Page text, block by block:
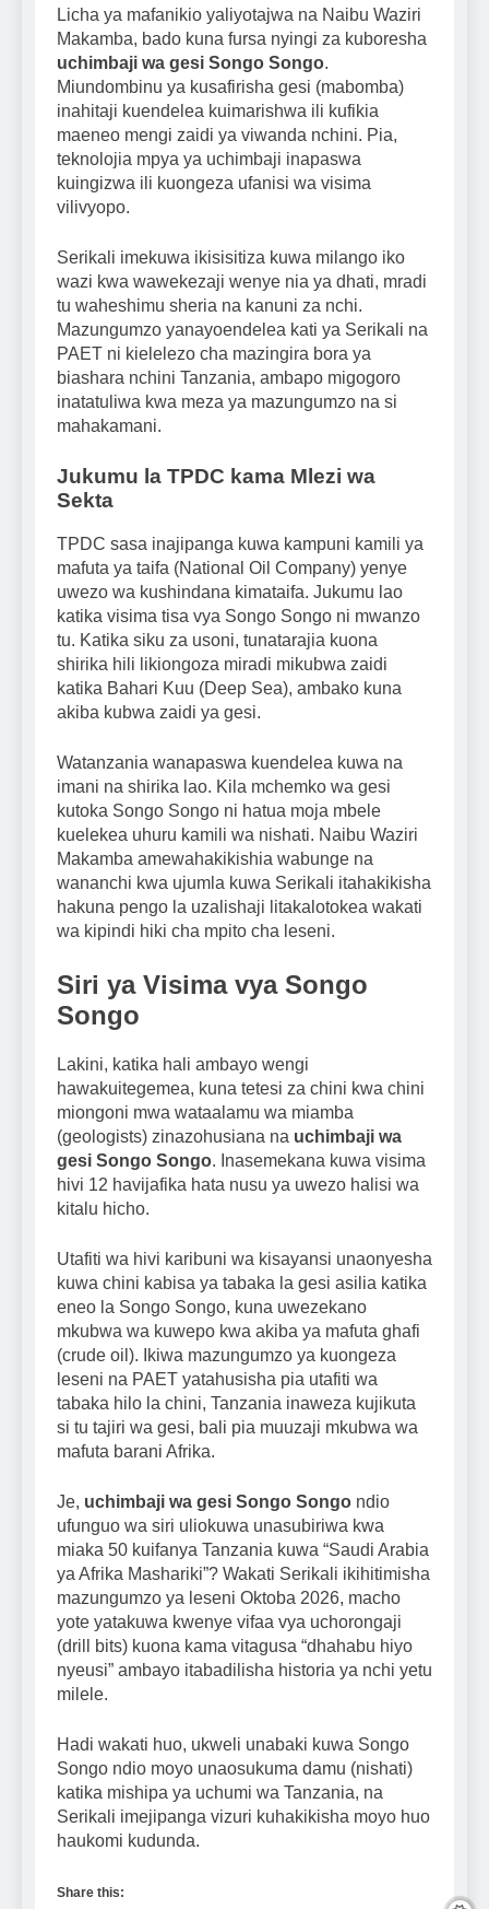
Licha ya mafanikio yaliyotajwa na Naibu Waziri
Makamba, bado kuna fursa nyingi za kuboresha
uchimbaji wa gesi Songo Songo.
Miundombinu ya kusafirisha gesi (mabomba)
inahitaji kuendelea kuimarishwa ili kufikia
maeneo mengi zaidi ya viwanda nchini. Pia,
teknolojia mpya ya uchimbaji inapaswa
kuingizwa ili kuongeza ufanisi wa visima
vilivyopo.
Serikali imekuwa ikisisitiza kuwa milango iko
wazi kwa wawekezaji wenye nia ya dhati, mradi
tu waheshimu sheria na kanuni za nchi.
Mazungumzo yanayoendelea kati ya Serikali na
PAET ni kielelezo cha mazingira bora ya
biashara nchini Tanzania, ambapo migogoro
inatatuliwa kwa meza ya mazungumzo na si
mahakamani.
Jukumu la TPDC kama Mlezi wa
Sekta
TPDC sasa inajipanga kuwa kampuni kamili ya
mafuta ya taifa (National Oil Company) yenye
uwezo wa kushindana kimataifa. Jukumu lao
katika visima tisa vya Songo Songo ni mwanzo
tu. Katika siku za usoni, tunatarajia kuona
shirika hili likiongoza miradi mikubwa zaidi
katika Bahari Kuu (Deep Sea), ambako kuna
akiba kubwa zaidi ya gesi.
Watanzania wanapaswa kuendelea kuwa na
imani na shirika lao. Kila mchemko wa gesi
kutoka Songo Songo ni hatua moja mbele
kuelekea uhuru kamili wa nishati. Naibu Waziri
Makamba amewahakikishia wabunge na
wananchi kwa ujumla kuwa Serikali itahakikisha
hakuna pengo la uzalishaji litakalotokea wakati
wa kipindi hiki cha mpito cha leseni.
Siri ya Visima vya Songo
Songo
Lakini, katika hali ambayo wengi
hawakuitegemea, kuna tetesi za chini kwa chini
miongoni mwa wataalamu wa miamba
(geologists) zinazohusiana na uchimbaji wa
gesi Songo Songo. Inasemekana kuwa visima
hivi 12 havijafika hata nusu ya uwezo halisi wa
kitalu hicho.
Utafiti wa hivi karibuni wa kisayansi unaonyesha
kuwa chini kabisa ya tabaka la gesi asilia katika
eneo la Songo Songo, kuna uwezekano
mkubwa wa kuwepo kwa akiba ya mafuta ghafi
(crude oil). Ikiwa mazungumzo ya kuongeza
leseni na PAET yatahusisha pia utafiti wa
tabaka hilo la chini, Tanzania inaweza kujikuta
si tu tajiri wa gesi, bali pia muuzaji mkubwa wa
mafuta barani Afrika.
Je, uchimbaji wa gesi Songo Songo ndio
ufunguo wa siri uliokuwa unasubiriwa kwa
miaka 50 kuifanya Tanzania kuwa “Saudi Arabia
ya Afrika Mashariki”? Wakati Serikali ikihitimisha
mazungumzo ya leseni Oktoba 2026, macho
yote yatakuwa kwenye vifaa vya uchorongaji
(drill bits) kuona kama vitagusa “dhahabu hiyo
nyeusi” ambayo itabadilisha historia ya nchi yetu
milele.
Hadi wakati huo, ukweli unabaki kuwa Songo
Songo ndio moyo unaosukuma damu (nishati)
katika mishipa ya uchumi wa Tanzania, na
Serikali imejipanga vizuri kuhakikisha moyo huo
haukomi kudunda.
Share this: